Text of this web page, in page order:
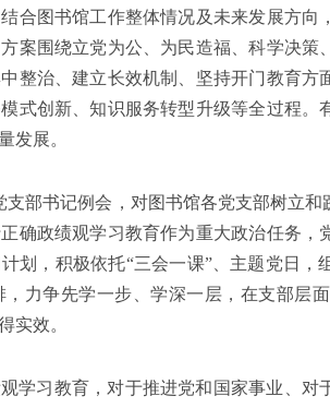
合图书馆工作整体情况及未来发展方
案围绕立党为公、为民造福、科学决
整治、建立长效机制、坚持开门教育
式创新、知识服务转型升级等全过程
发展。
支部书记例会，对图书馆各党支部树立
确政绩观学习教育作为重大政治任务
划，积极依托“三会一课”、主题党日
力争先学一步、学深一层，在支部层
实效。
学习教育，对于推进党和国家事业、